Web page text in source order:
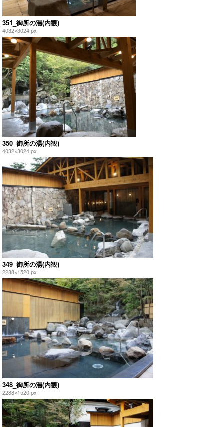
351_御所の湯(内観)
4032×3024 px
350_御所の湯(内観)
4032×3024 px
349_御所の湯(内観)
2288×1520 px
348_御所の湯(内観)
2288×1520 px